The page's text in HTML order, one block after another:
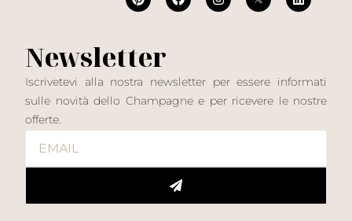
Newsletter
Iscrivetevi alla nostra newsletter per essere informati
sulle novità dello Champagne e per ricevere le nostre
offerte.